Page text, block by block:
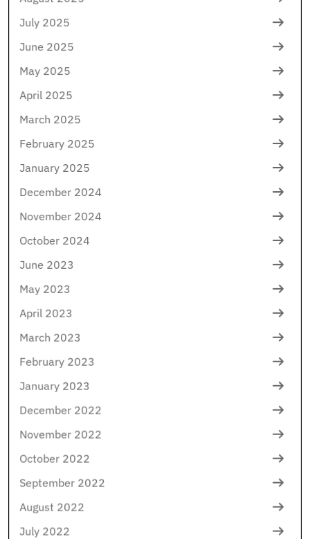
July 2025
June 2025
May 2025
April 2025
March 2025
February 2025
January 2025
December 2024
November 2024
October 2024
June 2023
May 2023
April 2023
March 2023
February 2023
January 2023
December 2022
November 2022
October 2022
September 2022
August 2022
July 2022